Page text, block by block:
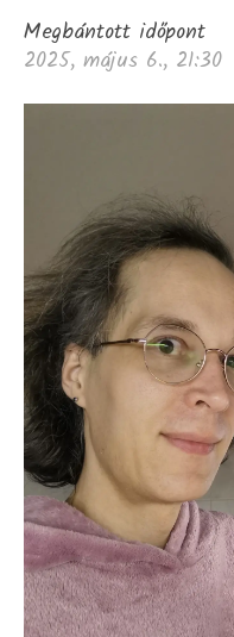
Megbántott időpont
2025, május 6., 21:30